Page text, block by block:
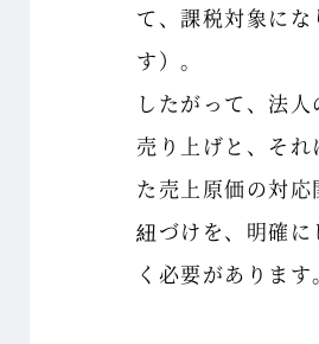
て、課税対象にな
す）。
したがって、法人
売り上げと、それ
た売上原価の対応
紐づけを、明確に
く必要があります。